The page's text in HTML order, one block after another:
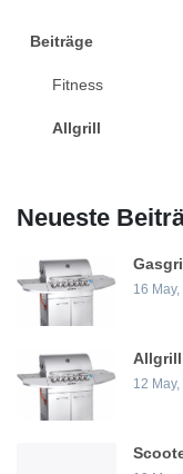
Beiträge
Fitness
Allgrill
Neueste
16
Allgrill
12